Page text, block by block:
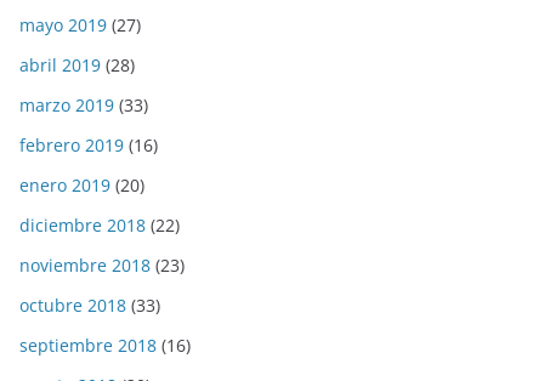
mayo 2019 (27)
abril 2019 (28)
marzo 2019 (33)
febrero 2019 (16)
enero 2019 (20)
diciembre 2018 (22)
noviembre 2018 (23)
octubre 2018 (33)
septiembre 2018 (16)